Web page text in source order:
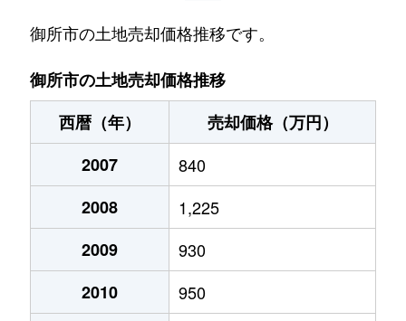
御所市の土地売却価格推移です。
御所市の土地売却価格推移
西暦（年）
売却価格（万円）
2007
840
2008
1,225
2009
930
2010
950